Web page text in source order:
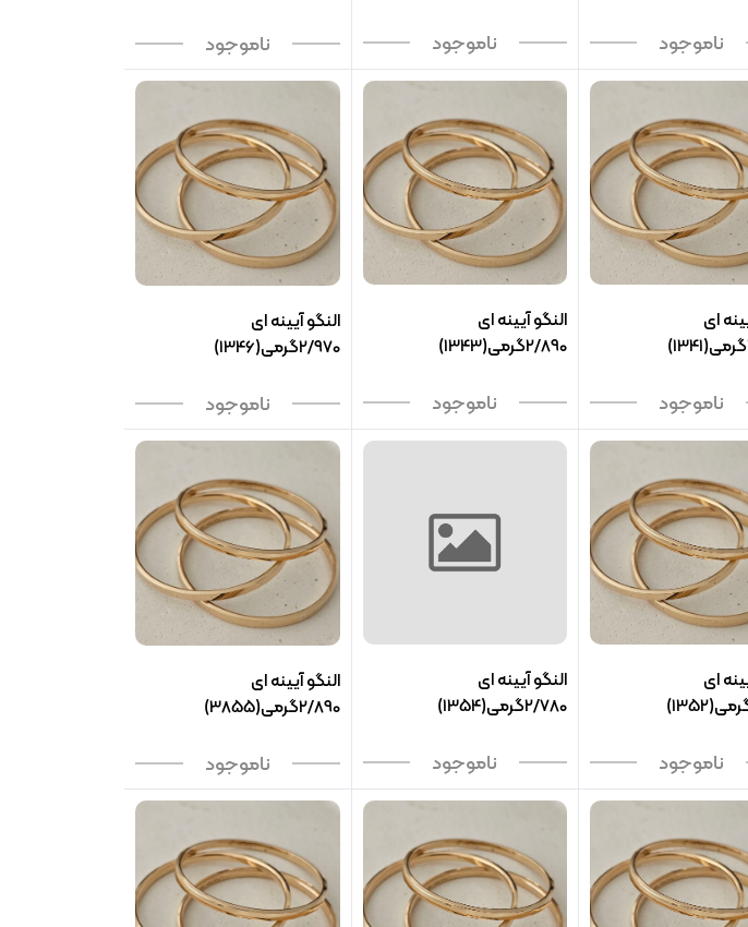
ناموجود ناموجود ناموجود
ای
ناموجود
النگو آیینه ای
2/890گرمی(1343)
ناموجود
النگو آیینه ای
2/970گرمی(1346)
ناموجود
ای
ناموجود
النگو آیینه ای
2/780گرمی(1354)
ناموجود
النگو آیینه ای
2/890گرمی(3855)
ناموجود